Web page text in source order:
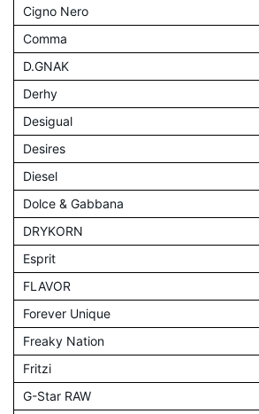
Cigno Nero
Comma
D.GNAK
Derhy
Desigual
Desires
Diesel
Dolce & Gabbana
DRYKORN
Esprit
FLAVOR
Forever Unique
Freaky Nation
Fritzi
G-Star RAW